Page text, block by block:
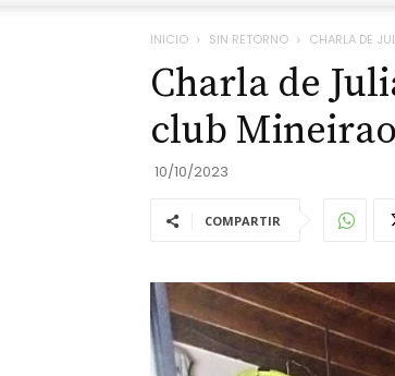
INICIO SIN RETORNO CHARLA DE
Charla de
club Mineirao
10/10/2023
COMPARTIR